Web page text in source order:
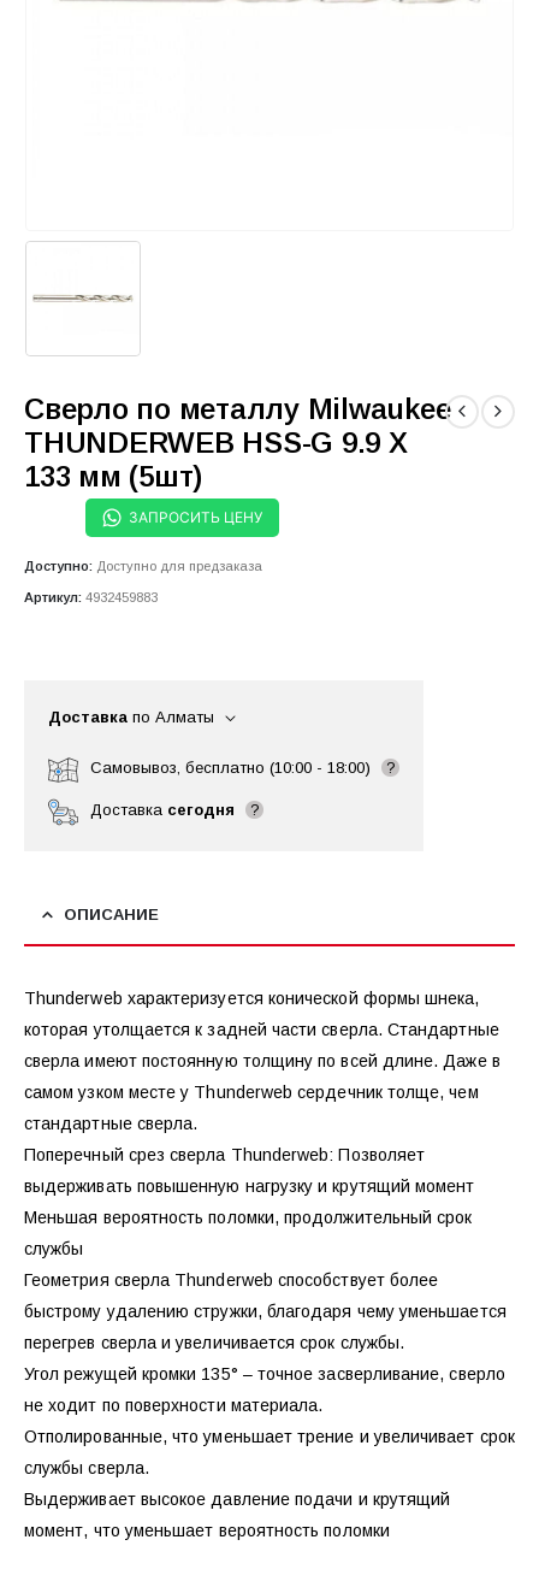
Сверло по металлу Milwaukee
THUNDERWEB HSS-G 9.9 X
133 мм (5шт)
ЗАПРОСИТЬ ЦЕНУ
Доступно: Доступно для предзаказа
Артикул: 4932459883
Доставка по Алматы
Самовывоз, бесплатно (10:00 - 18:00) ?
Доставка сегодня ?
ОПИСАНИЕ
Thunderweb характеризуется конической формы шнека,
которая утолщается к задней части сверла. Стандартные
сверла имеют постоянную толщину по всей длине. Даже в
самом узком месте у Thunderweb сердечник толще, чем
стандартные сверла.
Поперечный срез сверла Thunderweb: Позволяет
выдерживать повышенную нагрузку и крутящий момент
Меньшая вероятность поломки, продолжительный срок
службы
Геометрия сверла Thunderweb способствует более
быстрому удалению стружки, благодаря чему уменьшается
перегрев сверла и увеличивается срок службы.
Угол режущей кромки 135° – точное засверливание, сверло
не ходит по поверхности материала.
Отполированные, что уменьшает трение и увеличивает срок
службы сверла.
Выдерживает высокое давление подачи и крутящий
момент, что уменьшает вероятность поломки